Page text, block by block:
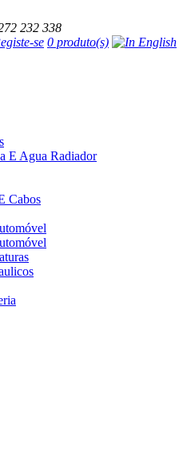
232 338
se 0 produto(s)
E Agua Radiador
Cabos